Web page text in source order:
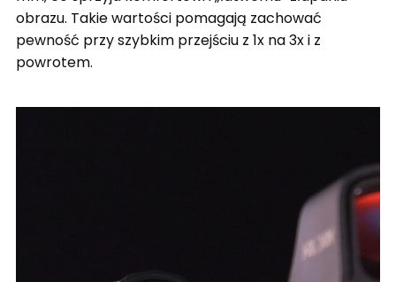
obrazu. Takie wartości pomagają zachować
pewność przy szybkim przejściu z 1x na 3x i z
powrotem.